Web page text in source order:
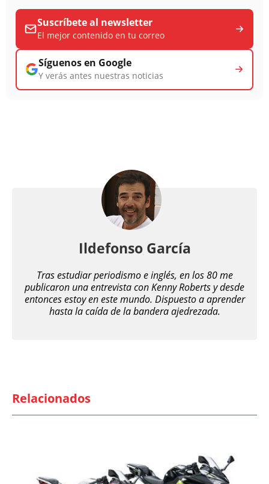
Suscríbete al newsletter
El mejor contenido en tu correo
Síguenos en Google
Y verás antes nuestras noticias
Ildefonso García
Tras estudiar periodismo e inglés, en los 80 me
publicaron una entrevista con Kenny Roberts y desde
entonces estoy en este mundo. Dispuesto a aprender
hasta la caída de la bandera ajedrezada.
Relacionados